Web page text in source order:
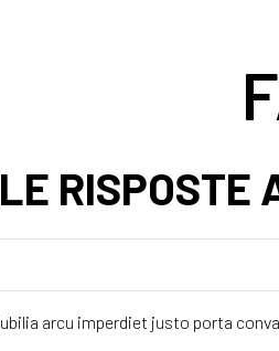
RISPOSTE
arcu imperdiet justo porta